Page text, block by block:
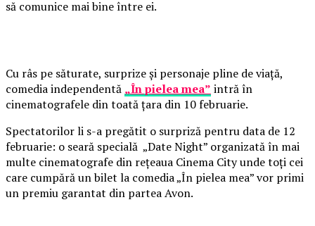
să comunice mai bine între ei.
Cu râs pe săturate, surprize și personaje pline de viață,
comedia independentă „În pielea mea” intră în
cinematografele din toată țara din 10 februarie.
Spectatorilor li s-a pregătit o surpriză pentru data de 12
februarie: o seară specială „Date Night” organizată în mai
multe cinematografe din rețeaua Cinema City unde toți cei
care cumpără un bilet la comedia „În pielea mea” vor primi
un premiu garantat din partea Avon.